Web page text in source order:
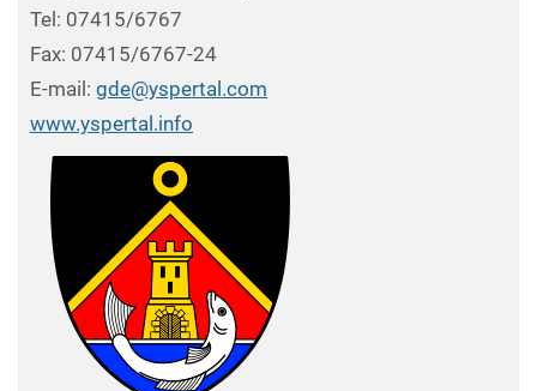
Tel: 07415/6767
Fax: 07415/6767-24
E-mail: gde@yspertal.com
www.yspertal.info